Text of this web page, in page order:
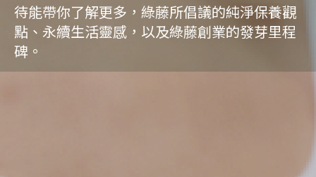
待能帶你了解更多，綠藤所倡議的純淨保養觀
點、永續生活靈感，以及綠藤創業的發芽里程
碑。